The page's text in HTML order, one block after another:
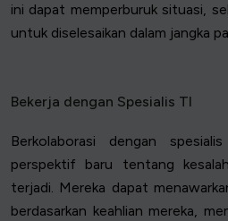
ini dapat memperburuk situasi,
untuk diselesaikan dalam jangka
Bekerja dengan Spesialis TI
Berkolaborasi dengan
perspektif baru tentang
terjadi. Mereka dapat
berdasarkan keahlian mereka,